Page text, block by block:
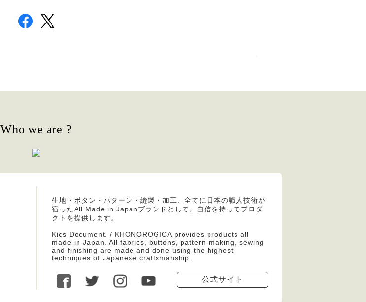
Who we are ?
生地・ボタン・パターン・縫製・加工、全てに日本の職人技術が
宿ったAll Made in Japanブランドとして、自信を持ってプロダ
クトを提供します。
Kics Document. / KHONOROGICA provides products all
made in Japan. All fabrics, buttons, pattern-making, sewing
and finishing are made and done using the highest
techniques of Japanese craftsmanship.
公式サイト